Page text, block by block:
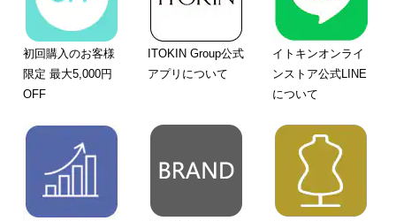
初回購入のお客様
限定 最大5,000円
OFF
ITOKIN Group公式
アプリについて
イトキンオンライ
ンストア公式LINE
について